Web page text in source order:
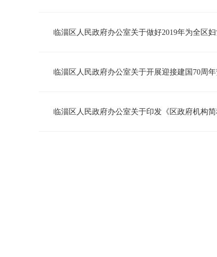
临淄区人民政府办公室关于做好2019年为全区
临淄区人民政府办公室关于开展迎接建国70周
临淄区人民政府办公室关于印发《区政府机构